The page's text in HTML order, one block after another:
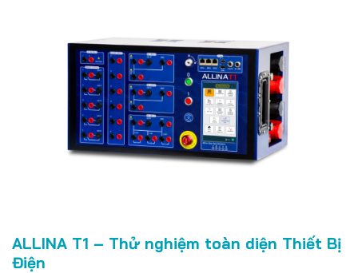
ALLINA T1 – Thử nghiệm toàn diện Thiết Bị
Điện